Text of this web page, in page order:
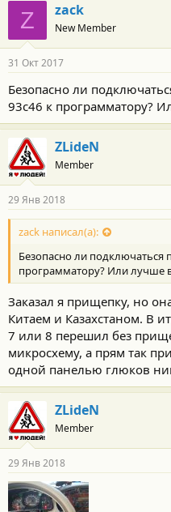
Z zack
New Member
31 Окт 2017
Безопасно ли
93с46 к программатору?
ZLideN
Member
29 Янв 2018
zack написал(а):
Безопасно ли подключаться
программатору? Или лучше
Заказал я прищепку, но
Китаем и Казахстаном. В
7 или 8 перешил без
микросхему, а прям так
одной панелью глюков
ZLideN
Member
29 Янв 2018